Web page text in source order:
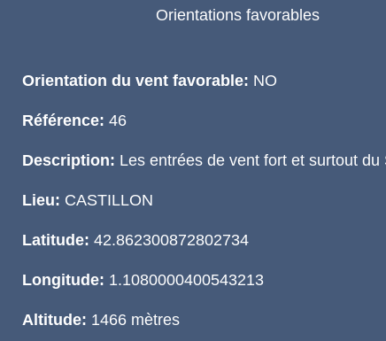
Orientations favorables
Orientation du vent favorable: NO
Référence: 46
Description: Les entrées de vent fort et surtout
Lieu: CASTILLON
Latitude: 42.862300872802734
Longitude: 1.1080000400543213
Altitude: 1466 mètres